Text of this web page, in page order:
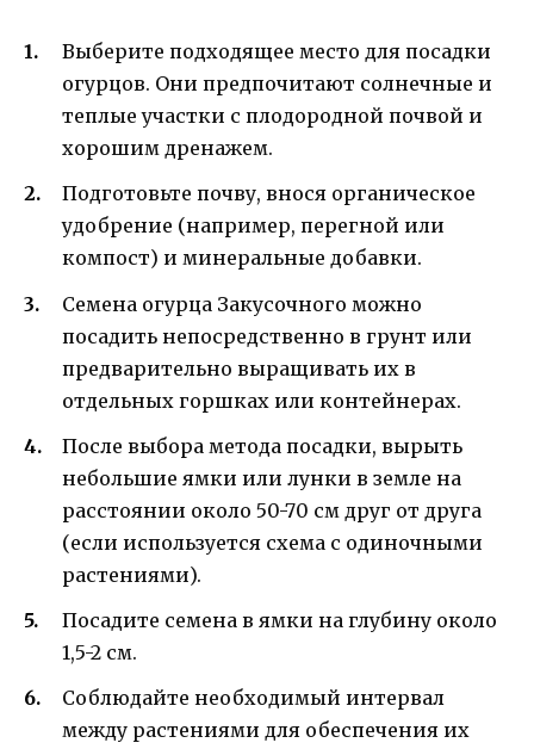
Выберите подходящее место для посадки
огурцов. Они предпочитают солнечные и
теплые участки с плодородной почвой и
хорошим дренажем.
Подготовьте почву, внося органическое
удобрение (например, перегной или
компост) и минеральные добавки.
Семена огурца Закусочного можно
посадить непосредственно в грунт или
предварительно выращивать их в
отдельных горшках или контейнерах.
После выбора метода посадки, вырыть
небольшие ямки или лунки в земле на
расстоянии около 50-70 см друг от друга
(если используется схема с одиночными
растениями).
Посадите семена в ямки на глубину около
1,5-2 см.
Соблюдайте необходимый интервал
между растениями для обеспечения их